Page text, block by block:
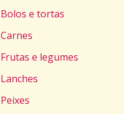
Bolos e tortas
Carnes
Frutas e legumes
Lanches
Peixes